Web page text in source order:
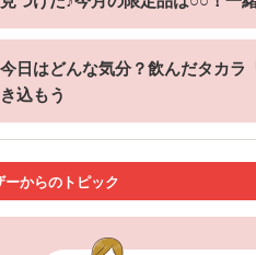
今日はどんな気分？飲んだタカラ
き込もう
ーからのトピック